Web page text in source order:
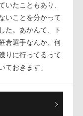
いたこともあり、
いことを分かって
た。あかんて、ト
倉選手なんか、何
りに行ってるって
ておきます」